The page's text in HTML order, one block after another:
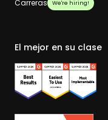
Carreras
We're hiring!
El mejor en su clase